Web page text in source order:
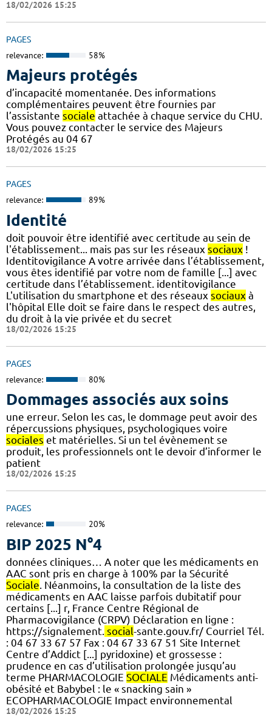
18/02/2026 15:25
PAGES
relevance: 58%
Majeurs protégés
d’incapacité momentanée. Des informations
complémentaires peuvent être fournies par
l’assistante sociale attachée à chaque service du CHU.
Vous pouvez contacter le service des Majeurs
Protégés au 04 67
18/02/2026 15:25
PAGES
relevance: 89%
Identité
doit pouvoir être identifié avec certitude au sein de
l'établissement... mais pas sur les réseaux sociaux !
Identitovigilance A votre arrivée dans l’établissement,
vous êtes identifié par votre nom de famille [...] avec
certitude dans l’établissement. identitovigilance
L'utilisation du smartphone et des réseaux sociaux à
l'hôpital Elle doit se faire dans le respect des autres,
du droit à la vie privée et du secret
18/02/2026 15:25
PAGES
relevance: 80%
Dommages associés aux soins
une erreur. Selon les cas, le dommage peut avoir des
répercussions physiques, psychologiques voire
sociales et matérielles. Si un tel évènement se
produit, les professionnels ont le devoir d’informer le
patient
18/02/2026 15:25
PAGES
relevance: 20%
BIP 2025 N°4
données cliniques… A noter que les médicaments en
AAC sont pris en charge à 100% par la Sécurité
Sociale . Néanmoins, la consultation de la liste des
médicaments en AAC laisse parfois dubitatif pour
certains [...] r, France Centre Régional de
Pharmacovigilance (CRPV) Déclaration en ligne :
https://signalement. social-sante.gouv.fr/ Courriel Tél.
: 04 67 33 67 57 Fax : 04 67 33 67 51 Site Internet
Centre d’Addict [...] pyridoxine) et grossesse :
prudence en cas d’utilisation prolongée jusqu’au
terme PHARMACOLOGIE SOCIALE Médicaments anti-
obésité et Babybel : le « snacking sain »
ECOPHARMACOLOGIE Impact environnemental
18/02/2026 15:25